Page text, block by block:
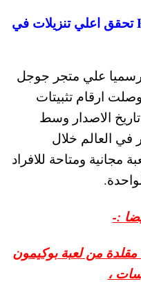
لعبة بوكيمون جو Pokemon Go تحقق اعلي تنزيلات في
رسميا علي متجر جوجل
بلاي ستور اعلي Pokémon Go وصلت ارقام تثبيتات
الاصدار وسط
في العالم خلال
مجانية ومتاحة للافراد
:-
من لعبة بوكيمون
،